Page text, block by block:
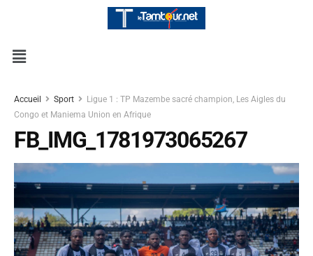
Accueil Sport
Ligue 1 : TP Mazembe sacré champion, Les Aigles du
Congo et Maniema Union en Afrique
FB_IMG_1781973065267